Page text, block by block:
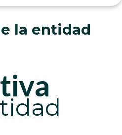
la entidad